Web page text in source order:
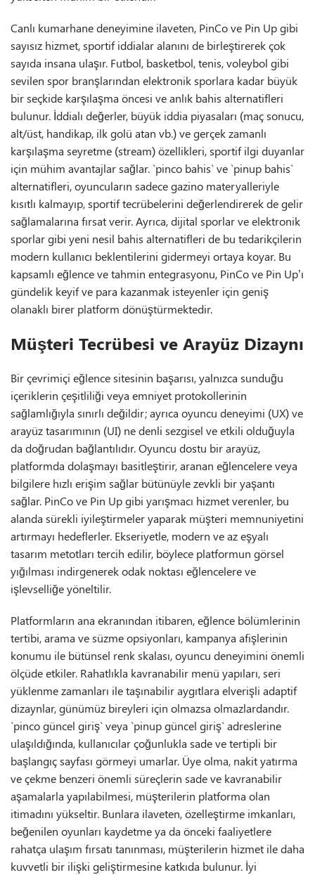
Canlı kumarhane deneyimine ilaveten, PinCo ve Pin Up gibi
sayısız hizmet, sportif iddialar alanını de birleştirerek çok
sayıda insana ulaşır. Futbol, basketbol, tenis, voleybol gibi
sevilen spor branşlarından elektronik sporlara kadar büyük
bir seçkide karşılaşma öncesi ve anlık bahis alternatifleri
bulunur. İddialı değerler, büyük iddia piyasaları (maç sonucu,
alt/üst, handikap, ilk golü atan vb.) ve gerçek zamanlı
karşılaşma seyretme (stream) özellikleri, sportif ilgi duyanlar
için mühim avantajlar sağlar. `pinco bahis` ve `pinup bahis`
alternatifleri, oyuncuların sadece gazino materyalleriyle
kısıtlı kalmayıp, sportif tecrübelerini değerlendirerek de gelir
sağlamalarına fırsat verir. Ayrıca, dijital sporlar ve elektronik
sporlar gibi yeni nesil bahis alternatifleri de bu tedarikçilerin
modern kullanıcı beklentilerini gidermeyi ortaya koyar. Bu
kapsamlı eğlence ve tahmin entegrasyonu, PinCo ve Pin Up’ı
gündelik keyif ve para kazanmak isteyenler için geniş
olanaklı birer platform dönüştürmektedir.
Müşteri Tecrübesi ve Arayüz Dizaynı
Bir çevrimiçi eğlence sitesinin başarısı, yalnızca sunduğu
içeriklerin çeşitliliği veya emniyet protokollerinin
sağlamlığıyla sınırlı değildir; ayrıca oyuncu deneyimi (UX) ve
arayüz tasarımının (UI) ne denli sezgisel ve etkili olduğuyla
da doğrudan bağlantılıdır. Oyuncu dostu bir arayüz,
platformda dolaşmayı basitleştirir, aranan eğlencelere veya
bilgilere hızlı erişim sağlar bütünüyle zevkli bir yaşantı
sağlar. PinCo ve Pin Up gibi yarışmacı hizmet verenler, bu
alanda sürekli iyileştirmeler yaparak müşteri memnuniyetini
artırmayı hedeflerler. Ekseriyetle, modern ve az eşyalı
tasarım metotları tercih edilir, böylece platformun görsel
yığılması indirgenerek odak noktası eğlencelere ve
işlevselliğe yöneltilir.
Platformların ana ekranından itibaren, eğlence bölümlerinin
tertibi, arama ve süzme opsiyonları, kampanya afişlerinin
konumu ile bütünsel renk skalası, oyuncu deneyimini önemli
ölçüde etkiler. Rahatlıkla kavranabilir menü yapıları, seri
yüklenme zamanları ile taşınabilir aygıtlara elverişli adaptif
dizaynlar, günümüz bireyleri için olmazsa olmazlardandır.
`pinco güncel giriş` veya `pinup güncel giriş` adreslerine
ulaşıldığında, kullanıcılar çoğunlukla sade ve tertipli bir
başlangıç sayfası görmeyi umarlar. Üye olma, nakit yatırma
ve çekme benzeri önemli süreçlerin sade ve kavranabilir
aşamalarla yapılabilmesi, müşterilerin platforma olan
itimadını yükseltir. Bunlara ilaveten, özelleştirme imkanları,
beğenilen oyunları kaydetme ya da önceki faaliyetlere
rahatça ulaşım fırsatı tanınması, müşterilerin hizmet ile daha
kuvvetli bir ilişki geliştirmesine katkıda bulunur. İyi